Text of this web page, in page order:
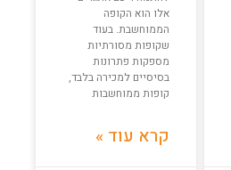
אלו הוא הקופה
הממוחשבת. בעוד
שקופות מסורתיות
מספקות פתרונות
בסיסיים למכירה בלבד,
קופות ממוחשבות
קרא עוד »